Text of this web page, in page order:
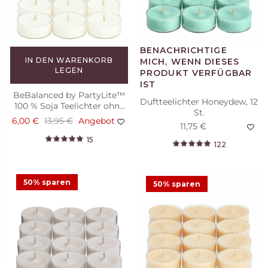
43
IN DEN WARENKORB
LEGEN
BeBalanced by PartyLite™
100 % Soja Teelichter ohne
Duft, 12 St.
6,00 € 13,95 € Angebot
15
Duftteelichter Honeydew, 12
St.
11,75 €
122
50% sparen 50% sparen
IN DEN WARENKORB
LEGEN
Duftteelichter Honey &
Amber, 12 St.
5,88 €
11,75 € Angebot
8